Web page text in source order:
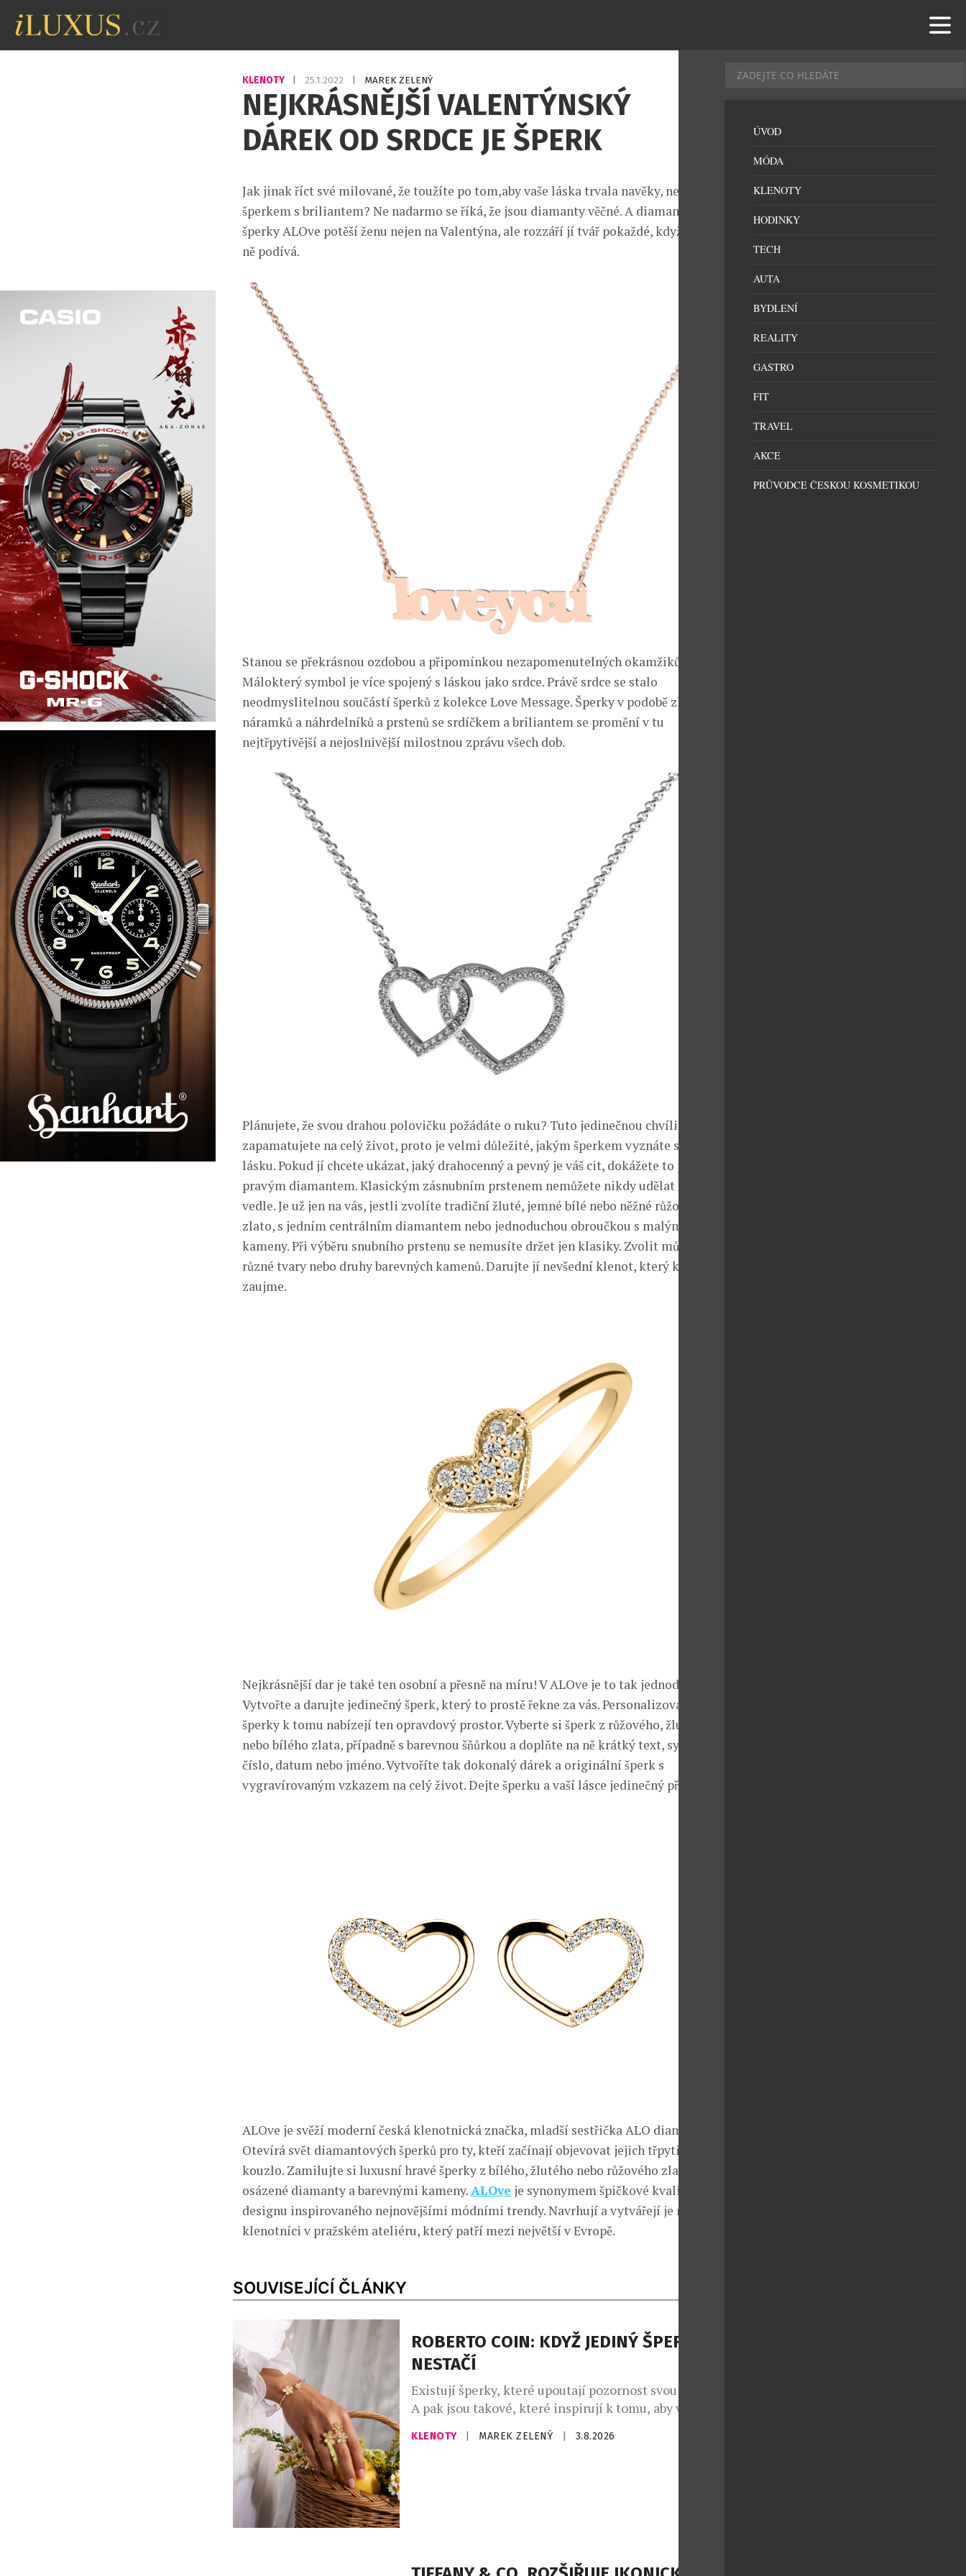
KLENOTY 25.1.2022 MAREK ZELENÝ
NEJKRÁSNĚJŠÍ VALENTÝNSKÝ
DÁREK OD SRDCE JE ŠPERK
Jak jinak říct své milované, že toužíte po tom,aby vaše láska trvala navěky, než
šperkem s briliantem? Ne nadarmo se říká, že jsou diamanty věčné. A diamantové
šperky ALOve potěší ženu nejen na Valentýna, ale rozzáří jí tvář pokaždé, když se na
ně podívá.
Stanou se překrásnou ozdobou a připomínkou nezapomenutelných okamžiků.
Málokterý symbol je více spojený s láskou jako srdce. Právě srdce se stalo
neodmyslitelnou součástí šperků z kolekce Love Message. Šperky v podobě zlatých
náramků a náhrdelníků a prstenů se srdíčkem a briliantem se promění v tu
nejtřpytivější a nejoslnivější milostnou zprávu všech dob.
Plánujete, že svou drahou polovičku požádáte o ruku? Tuto jedinečnou chvíli si
zapamatujete na celý život, proto je velmi důležité, jakým šperkem vyznáte svou
lásku. Pokud jí chcete ukázat, jaký drahocenný a pevný je váš cit, dokážete to jen
pravým diamantem. Klasickým zásnubním prstenem nemůžete nikdy udělat krok
vedle. Je už jen na vás, jestli zvolíte tradiční žluté, jemné bílé nebo něžné růžové
zlato, s jedním centrálním diamantem nebo jednoduchou obroučkou s malými
kameny. Při výběru snubního prstenu se nemusíte držet jen klasiky. Zvolit můžete
různé tvary nebo druhy barevných kamenů. Darujte jí nevšední klenot, který každého
zaujme.
Nejkrásnější dar je také ten osobní a přesně na míru! V ALOve je to tak jednoduché.
Vytvořte a darujte jedinečný šperk, který to prostě řekne za vás. Personalizované
šperky k tomu nabízejí ten opravdový prostor. Vyberte si šperk z růžového, žlutého
nebo bílého zlata, případně s barevnou šňůrkou a doplňte na ně krátký text, symbol,
číslo, datum nebo jméno. Vytvoříte tak dokonalý dárek a originální šperk s
vygravírovaným vzkazem na celý život. Dejte šperku a vaší lásce jedinečný příběh.
ALOve je svěží moderní česká klenotnická značka, mladší sestřička ALO diamonds.
Otevírá svět diamantových šperků pro ty, kteří začínají objevovat jejich třpytivé
kouzlo. Zamilujte si luxusní hravé šperky z bílého, žlutého nebo růžového zlata
osázené diamanty a barevnými kameny.ALOveje synonymem špičkové kvality a
designu inspirovaného nejnovějšími módními trendy. Navrhují a vytvářejí je nejlepší
klenotníci v pražském ateliéru, který patří mezi největší v Evropě.
SOUVISEJÍCÍ ČLÁNKY
ROBERTO COIN: KDYŽ JEDINÝ ŠPERK
NESTAČÍ
Existují šperky, které upoutají pozornost svou krásou.
A pak jsou takové, které inspirují k tomu, aby vznikl
celý osobní příběh. Přesně tímto směrem se vydává
nová kapitola italského domu Roberto Coin, který
KLENOTY MAREK ZELENÝ 3.8.2026
ÚVOD
MÓDA
KLENOTY
HODINKY
TECH
AUTA
BYDLENÍ
REALITY
GASTRO
FIT
TRAVEL
AKCE
PRŮVODCE ČESKOU KOSMETIKOU